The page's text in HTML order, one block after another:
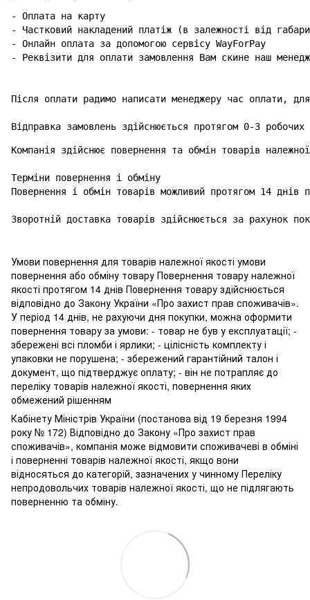
- Оплата на карту
- Частковий накладений платіж (в залежності від
- Онлайн оплата за допомогою сервісу WayForPay
- Реквізити для оплати замовлення Вам скине наш
Після оплати радимо написати менеджеру час оплати,
Відправка замовлень здійснюється протягом 0-3
Компанія здійснює повернення та обмін товарів
Терміни повернення і обміну
Повернення і обмін товарів можливий протягом 14 днів
Зворотній доставка товарів здійснюється за рахунок
Умови повернення для товарів належної якості умови
повернення або обміну товару Повернення товару належної
якості протягом 14 днів Повернення товару здійснюється
відповідно до Закону України «Про захист прав споживачів».
У період 14 днів, не рахуючи дня покупки, можна оформити
повернення товару за умови: - товар не був у експлуатації; -
збережені всі пломби і ярлики; - цілісність комплекту і
упаковки не порушена; - збережений гарантійний талон і
документ, що підтверджує оплату; - він не потрапляє до
переліку товарів належної якості, повернення яких
обмежений рішенням
Кабінету Міністрів України (постанова від 19 березня 1994
року № 172) Відповідно до Закону «Про захист прав
споживачів», компанія може відмовити споживачеві в обміні
і поверненні товарів належної якості, якщо вони
відносяться до категорій, зазначених у чинному Переліку
непродовольчих товарів належної якості, що не підлягають
поверненню та обміну.